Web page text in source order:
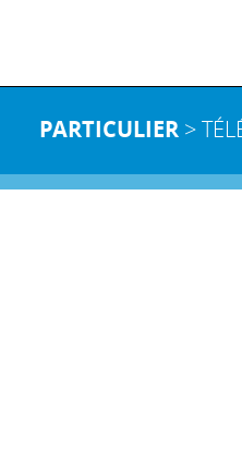
PARTICULIER >